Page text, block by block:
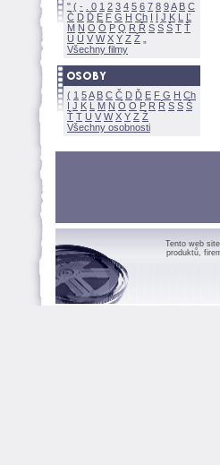
" ( - 0 1 2 3 4 5 6 7 8 9A B C
Č D Ď E F G H Ch I Í J K L
Ľ
M N O Ó P Q R Ř S Ś T Ť
U Ú V W X Y Z
Všechny filmy
( 1 5A B C Č D Ď E F G H Ch
I J K L M N Ó O P R Ř S Ś
Ť T U V W X Y Z
Všechny osobnosti
Tento web
produktů,